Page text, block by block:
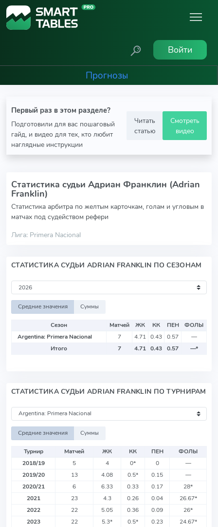
Войти
Прогнозы
Первый раз в этом разделе?
Подготовили для вас пошаговый
гайд, и видео для тех, кто любит
наглядные инструкции
Читать
статью
Смотреть
видео
Статистика судьи Адриан Франклин (Adrian
Franklin)
Статистика арбитра по желтым карточкам, голам и угловым в
матчах под судейством рефери
Лига: Primera Nacional
СТАТИСТИКА СУДЬИ ADRIAN FRANKLIN ПО СЕЗОНАМ
Средние значения Суммы
Сезон Матчей ЖК КК ПЕН
ФОЛЫ
Argentina: Primera Nacional
7 4.71 0.43 0.57
—
Итого
7 4.71 0.43 0.57 —*
СТАТИСТИКА СУДЬИ ADRIAN FRANKLIN ПО ТУРНИРАМ
Средние значения Суммы
Турнир Матчей ЖК КК ПЕН
ФОЛЫ
2018/19
5 4 0* 0
—
2019/20
13 4.08 0.5* 0.15
—
2020/21
6 6.33 0.33 0.17 28*
2021
23 4.3 0.26 0.04 26.67*
2022
22 5.05 0.36 0.09 26*
2023
22 5.3* 0.5* 0.23 24.67*